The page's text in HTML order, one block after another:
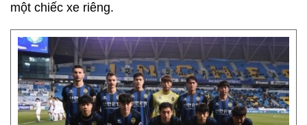
một chiếc xe riêng.